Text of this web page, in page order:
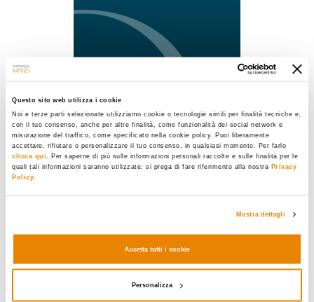
Questo sito web utilizza i cookie
Noi e terze parti selezionate utilizziamo cookie o tecnologie simili per finalità tecniche e,
con il tuo consenso, anche per altre finalità, come funzionalità dei social network e
misurazione del traffico, come specificato nella cookie policy. Puoi liberamente
accettare, rifiutare o personalizzare il tuo consenso, in qualsiasi momento. Per farlo
clicca qui
. Per saperne di più sulle informazioni personali raccolte e sulle finalità per le
quali tali informazioni saranno utilizzate, si prega di fare riferimento alla nostra Privacy
Policy
Mostra dettagli
Accetta tutti i cookie
Personalizza
RELIGIONE E SOCIETÀ
Le buone intenzioni, così
La multiculturalità come “idea”
(o il multiculturalismo)è stata
messa in crisi dalla
multiculturalità come “fatto”. Il
risultato è una scuola pervasa da